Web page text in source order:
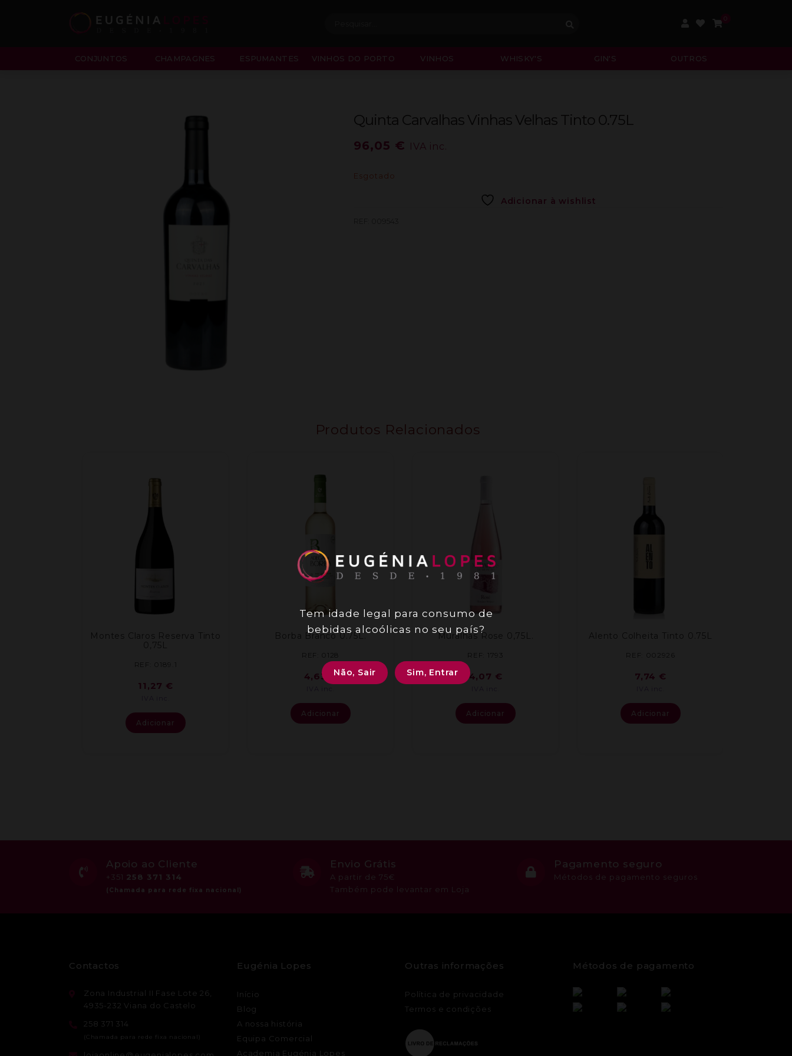
CONJUNTOS CHAMPAGNES ESPUMANTES VINHOS DO PORTO VINHOS WHISKY'S GIN'S OUTROS
Quinta Carvalhas Vinhas Velhas Tinto 0.75L
96,05 € IVA inc.
Esgotado
Adicionar à wishlist
Produtos Relacionados
Montes Claros Reserva Tinto
0,75L
REF: 0189.1
11,27 €
Adicionar
Borba Branco 0.75L.
REF: 0128
4,63 €
Adicionar
Muralhas Rose 0,75L.
REF: 1793
4,07 €
Adicionar
Alento Colheita Tinto 0.75L
REF: 002926
7,74 €
Adicionar
Apoio ao Cliente
+351 258 371 314
Envio Grátis
A partir de 75€
Também pode levantar em Loja
Pagamento seguro
Métodos de pagamento seguros
Contactos
Zona Industrial II Fase Lote 26,
4935-232 Viana do Castelo
258 371 314
Eugénia Lopes
Início
Blog
A nossa história
Equipa Comercial
Academia Eugénia Lopes
Outras informações
Política de privacidade
Termos e condições
Métodos de pagamento
Tem idade legal para consumo de
bebidas alcoólicas no seu país?
Não, Sair Sim, Entrar